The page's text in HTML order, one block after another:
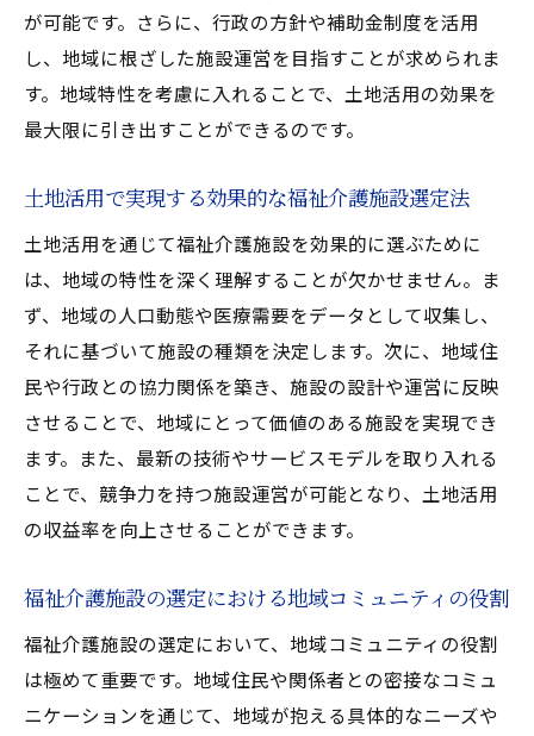
ント
福祉介護施設が地域にもたらす具体的な利
点
土地活用による地域社会への貢献事例
活性化
地域ニーズに応える土地活用と施設運営
福祉介護施設の種類別土地活用による選定ポイ
ント
特別養護老人ホームの土地活用と選定基準
デイサービス施設の土地活用における選定
住宅型有料老人ホームに適した土地活用法
グループホームの土地活用ポイント
各種施設における土地活用の選択肢
土地活用を活かした福祉介護施設選び地域特性
を考慮する
地域特性を活かした土地活用の基本
が可能です。さらに、行政の方針や補助金制度を活用
し、地域に根ざした施設運営を目指すことが求められま
す。地域特性を考慮に入れることで、土地活用の効果を
最大限に引き出すことができるのです。
土地活用で実現する効果的な福祉介護施設選定法
土地活用を通じて福祉介護施設を効果的に選ぶために
は、地域の特性を深く理解することが欠かせません。ま
ず、地域の人口動態や医療需要をデータとして収集し、
それに基づいて施設の種類を決定します。次に、地域住
民や行政との協力関係を築き、施設の設計や運営に反映
させることで、地域にとって価値のある施設を実現でき
ます。また、最新の技術やサービスモデルを取り入れる
ことで、競争力を持つ施設運営が可能となり、土地活用
の収益率を向上させることができます。
福祉介護施設の選定における地域コミュニティの役割
福祉介護施設の選定において、地域コミュニティの役割
は極めて重要です。地域住民や関係者との密接なコミュ
ニケーションを通じて、地域が抱える具体的なニーズや